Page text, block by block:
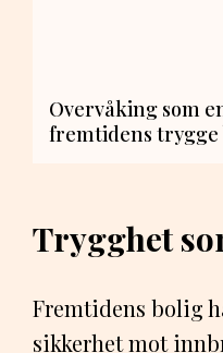
Overvåking som
fremtidens trygge
Trygghet
Fremtidens bolig
sikkerhet mot